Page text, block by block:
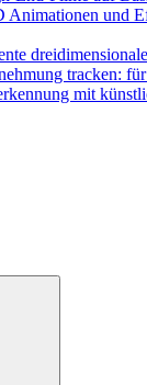
Animationen und
tracken:
mit